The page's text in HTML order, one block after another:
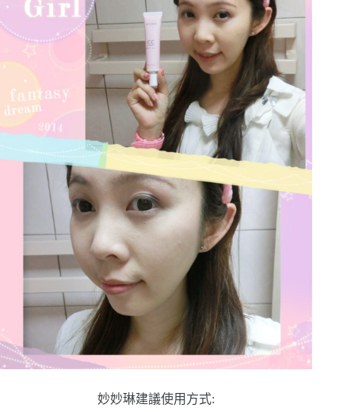
妙妙琳建議使用方式: